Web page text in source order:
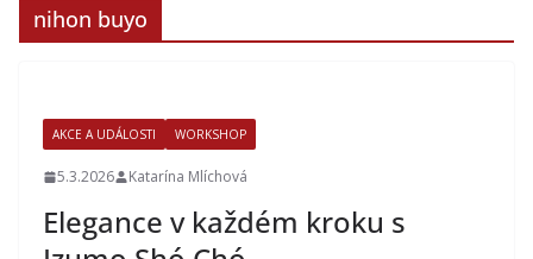
nihon buyo
AKCE A UDÁLOSTI WORKSHOP
5.3.2026 Katarína Mlíchová
Elegance v každém kroku s